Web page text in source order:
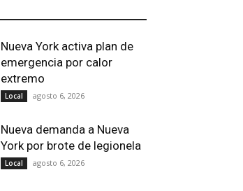
Nueva York activa plan de
emergencia por calor
extremo
Local agosto 6, 2026
Nueva demanda a Nueva
York por brote de legionela
Local agosto 6, 2026